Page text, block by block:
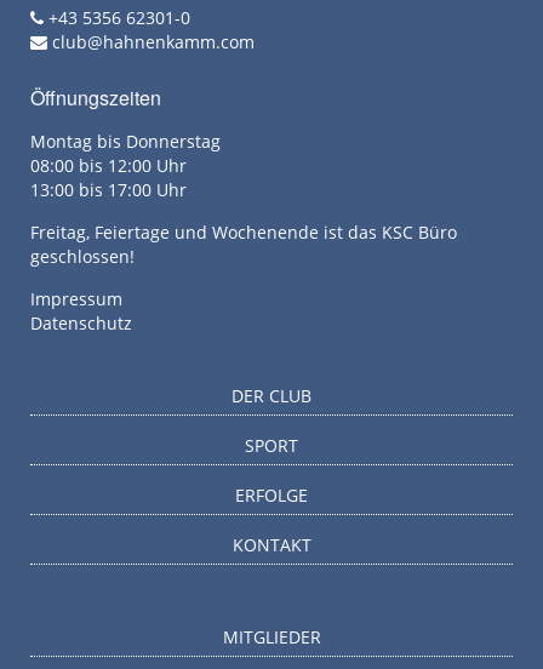
+43 5356 62301-0
club@hahnenkamm.com
Öffnungszeiten
Montag bis Donnerstag
08:00 bis 12:00 Uhr
13:00 bis 17:00 Uhr
Freitag, Feiertage und Wochenende ist das KSC Büro
geschlossen!
Impressum
Datenschutz
DER CLUB
SPORT
ERFOLGE
KONTAKT
MITGLIEDER